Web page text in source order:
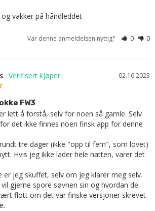
vakker på håndleddet
Var denne anmeldelsen nyttig? 0 0
02.16.2023
FW3
lett å forstå, selv for noen så gamle. Selv
det ikke finnes noen finsk app for denne
tre dager (ikke "opp til fem", som lovet)
Hvis jeg ikke lader hele natten, varer det
er jeg skuffet, selv om jeg klarer meg selv.
gjerne spore søvnen sin og hvordan de
flott om det var finske versjoner skrevet